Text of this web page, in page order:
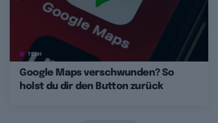
TECH
Google Maps verschwunden? So
holst du dir den Button zurück